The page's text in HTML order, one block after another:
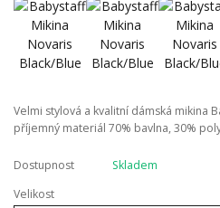
Velmi stylová a kvalitní dámská mikina
příjemný materiál 70% bavlna, 30%
Dostupnost
Skladem
Velikost